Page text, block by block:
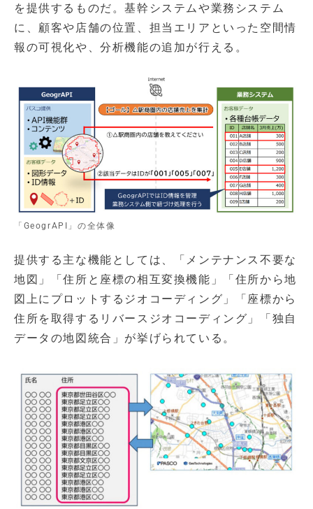
を提供するものだ。基幹システムや業務システム
に、顧客や店舗の位置、担当エリアといった空間情
報の可視化や、分析機能の追加が行える。
「GeogrAPI」の全体像
提供する主な機能としては、「メンテナンス不要な
地図」「住所と座標の相互変換機能」「住所から地
図上にプロットするジオコーディング」「座標から
住所を取得するリバースジオコーディング」「独自
データの地図統合」が挙げられている。